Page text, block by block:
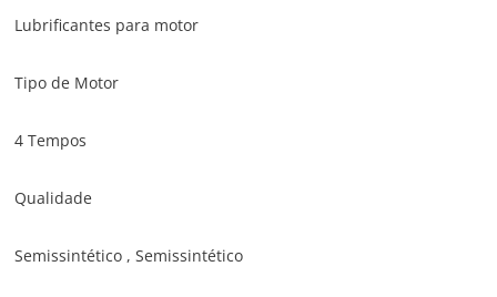
Lubrificantes para motor
Tipo de Motor
4 Tempos
Qualidade
Semissintético , Semissintético